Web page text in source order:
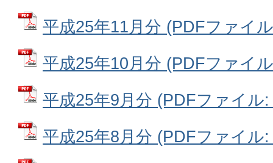
平成25年11月分 (PDFファイ
平成25年10月分 (PDFファイ
平成25年9月分 (PDFファイル
平成25年8月分 (PDFファイル